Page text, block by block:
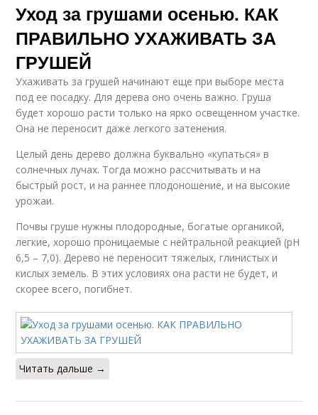
Уход за грушами осенью. КАК
ПРАВИЛЬНО УХАЖИВАТЬ ЗА
ГРУШЕЙ
Ухаживать за грушей начинают еще при выборе места
под ее посадку. Для дерева оно очень важно. Груша
будет хорошо расти только на ярко освещенном участке.
Она не переносит даже легкого затенения.
Целый день дерево должна буквально «купаться» в
солнечных лучах. Тогда можно рассчитывать и на
быстрый рост, и на раннее плодоношение, и на высокие
урожаи.
Почвы груше нужны плодородные, богатые органикой,
легкие, хорошо проницаемые с нейтральной реакцией (рН
6,5 – 7,0). Дерево не переносит тяжелых, глинистых и
кислых земель. В этих условиях она расти не будет, и
скорее всего, погибнет.
Читать дальше →